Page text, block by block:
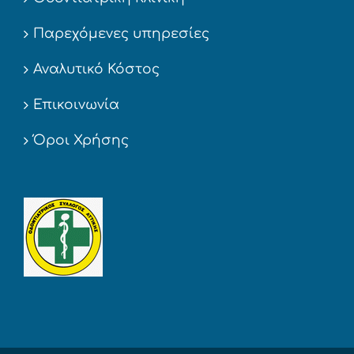
Παρεχόμενες υπηρεσίες
Αναλυτικό Κόστος
Επικοινωνία
Όροι Χρήσης